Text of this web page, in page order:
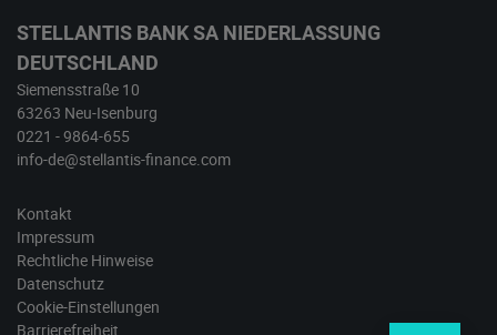
STELLANTIS BANK SA NIEDERLASSUNG
DEUTSCHLAND
Siemensstraße 10
63263 Neu-Isenburg
0221 - 9864-655
info-de@stellantis-finance.com
Kontakt
Impressum
Rechtliche Hinweise
Datenschutz
Cookie-Einstellungen
Barrierefreiheit